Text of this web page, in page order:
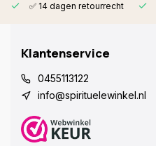
✅ 14 dagen retourrecht
Klantenservice
0455113122
info@spirituelewinkel.nl